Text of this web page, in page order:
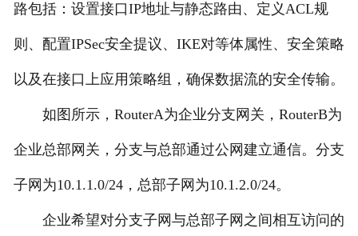
路包括：设置接口IP地址与静态路由、定义ACL规
则、配置IPSec安全提议、IKE对等体属性、安全策略
以及在接口上应用策略组，确保数据流的安全传输。
如图所示，RouterA为企业分支网关，RouterB为
企业总部网关，分支与总部通过公网建立通信。分支
子网为10.1.1.0/24，总部子网为10.1.2.0/24。
企业希望对分支子网与总部子网之间相互访问的